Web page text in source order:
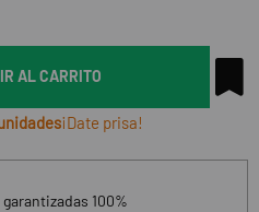
AL CARRITO
¡Date prisa!
100%